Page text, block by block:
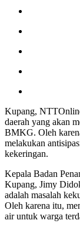
Kupang,
daerah yang akan
BMKG. Oleh
melakukan
kekeringan.
Kepala Badan
Kupang, Jimy
adalah masalah
Oleh karena itu,
air untuk warga